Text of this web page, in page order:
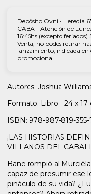
Depósito Ovni - Heredia
CABA - Atención de
16:45hs (excepto
Venta, no podes retirar
lanzamiento, indicada en
promocional.
Autores: Joshua
Formato: Libro | 24 x 17
ISBN: 978-987-819-355-
¡LAS HISTORIAS
VILLANOS DEL
Bane rompió al
capaz de presumir ese
pináculo de su vida?